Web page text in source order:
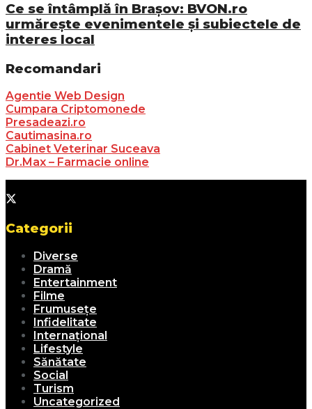
Ce se întâmplă în Brașov: BVON.ro
urmărește evenimentele și subiectele de
interes local
Recomandari
Agentie Web Design
Cumpara Criptomonede
Presadeazi.ro
Cautimasina.ro
Cabinet Veterinar Suceava
Dr.Max – Farmacie online
Categorii
Diverse
Dramă
Entertainment
Filme
Frumusețe
Infidelitate
Internațional
Lifestyle
Sănătate
Social
Turism
Uncategorized